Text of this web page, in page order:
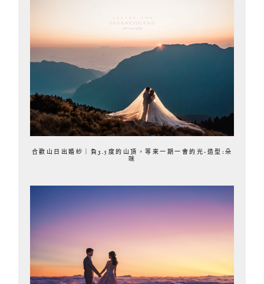
合歡山日出婚紗｜負3.5度的山頂，等來一期一會的光-造型:朵
咪